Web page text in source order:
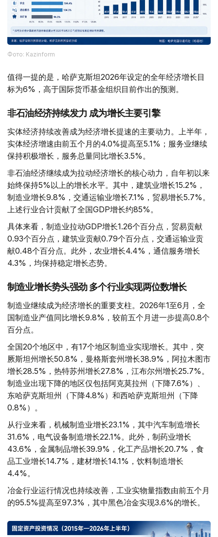
Фото: Kazinform
值得一提的是，哈萨克斯坦2026年设定的全年经济增长目
标为6%，高于国际货币基金组织目前作出的预测。
非石油经济持续发力 成为增长主要引擎
实体经济持续改善成为经济增长提速的主要动力。上半年，
实体经济增速由前五个月的4.0%提高至5.1%；服务业继续
保持积极增长，服务总量同比增长3.5%。
非石油经济继续成为拉动经济增长的核心动力，自年初以来
始终保持5%以上的增长水平。其中，建筑业增长15.2%，
制造业增长9.8%，交通运输业增长7.1%，贸易增长5.7%。
上述行业合计贡献了全国GDP增长约85%。
具体来看，制造业拉动GDP增长1.26个百分点，贸易贡献
0.93个百分点，建筑业贡献0.79个百分点，交通运输业贡
献0.48个百分点。此外，农业增长4.4%，通信服务增长
4.3%，均保持稳定增长态势。
制造业增长势头强劲 多个行业实现两位数增长
制造业继续成为经济增长的重要支柱。2026年1至6月，全
国制造业产值同比增长9.8%，较前五个月进一步提高0.8个
百分点。
全国20个地区中，有17个地区制造业实现增长。其中，突
厥斯坦州增长50.8%，曼格斯套州增长38.9%，阿拉木图市
增长28.5%，热特苏州增长27.8%，江布尔州增长25.7%。
制造业出现下降的地区仅包括阿克莫拉州（下降7.6%）、
东哈萨克斯坦州（下降4.8%）和西哈萨克斯坦州（下降
0.8%）。
从行业来看，机械制造业增长23.1%，其中汽车制造增长
31.6%，电气设备制造增长22.1%。此外，制药业增长
43.6%，金属制品增长39.9%，化工产品增长20.7%，食
品工业增长14.7%，建材增长14.1%，饮料制造增长
4.4%。
冶金行业运行情况也持续改善，工业实物量指数由前五个月
的95.5%提高至97.3%，其中黑色冶金实现3.6%的增长。